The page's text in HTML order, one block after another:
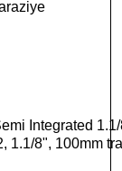
Integrated
1.1/8", 100mm